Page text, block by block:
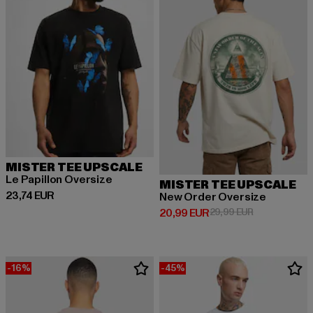
MISTER TEE UPSCALE
Le Papillon Oversize
23,74 EUR
Derzeitiger Preis: 23,74 EUR
MISTER TEE UPSCALE
New Order Oversize
20,99 EUR
Derzeitiger Preis: 20,99 EUR
29,99 EURAktionspreis:
-16% -45%